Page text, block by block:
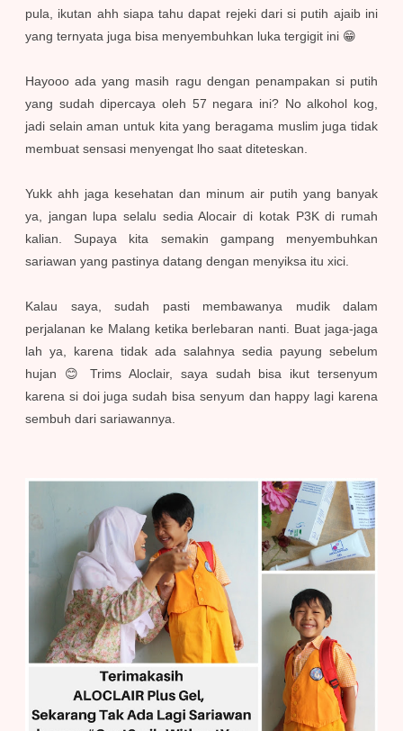
pula, ikutan ahh siapa tahu dapat rejeki dari si putih ajaib ini
yang ternyata juga bisa menyembuhkan luka tergigit ini 😁
Hayooo ada yang masih ragu dengan penampakan si putih
yang sudah dipercaya oleh 57 negara ini? No alkohol kog,
jadi selain aman untuk kita yang beragama muslim juga tidak
membuat sensasi menyengat lho saat diteteskan.
Yukk ahh jaga kesehatan dan minum air putih yang banyak
ya, jangan lupa selalu sedia Alocair di kotak P3K di rumah
kalian. Supaya kita semakin gampang menyembuhkan
sariawan yang pastinya datang dengan menyiksa itu xici.
Kalau saya, sudah pasti membawanya mudik dalam
perjalanan ke Malang ketika berlebaran nanti. Buat jaga-jaga
lah ya, karena tidak ada salahnya sedia payung sebelum
hujan 😊 Trims Aloclair, saya sudah bisa ikut tersenyum
karena si doi juga sudah bisa senyum dan happy lagi karena
sembuh dari sariawannya.